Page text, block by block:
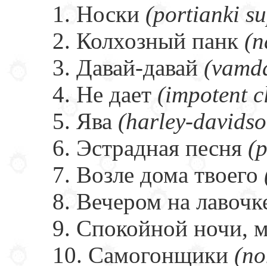
1. Носки (portianki
2. Колхозный панк
3. Давай-давай
4. Не дает (impotent
5. Ява (harley-
6. Эстрадная песня
7. Возле дома твоего
8. Вечером на
9. Спокойной ночи,
10. Самогонщики